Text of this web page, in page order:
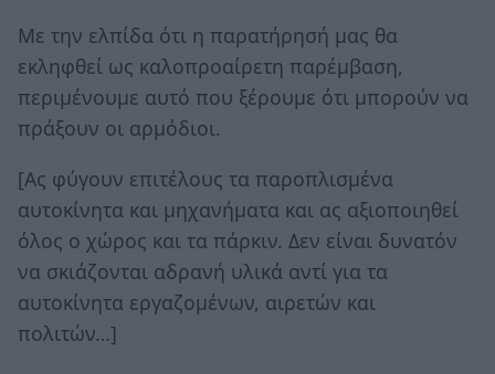
Με την ελπίδα ότι η παρατήρησή μας θα
εκληφθεί ως καλοπροαίρετη παρέμβαση,
περιμένουμε αυτό που ξέρουμε ότι μπορούν να
πράξουν οι αρμόδιοι.
[Ας φύγουν επιτέλους τα παροπλισμένα
αυτοκίνητα και μηχανήματα και ας αξιοποιηθεί
όλος ο χώρος και τα πάρκιν. Δεν είναι δυνατόν
να σκιάζονται αδρανή υλικά αντί για τα
αυτοκίνητα εργαζομένων, αιρετών και
πολιτών…]